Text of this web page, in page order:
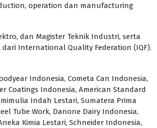
operation dan manufacturing
dan Magister Teknik Industri, serta
International Quality Federation (IQF).
Indonesia, Cometa Can Indonesia,
Coatings Indonesia, American Standard
Indah Lestari, Sumatera Prima
Tube Work, Danone Dairy Indonesia,
Kimia Lestari, Schneider Indonesia,